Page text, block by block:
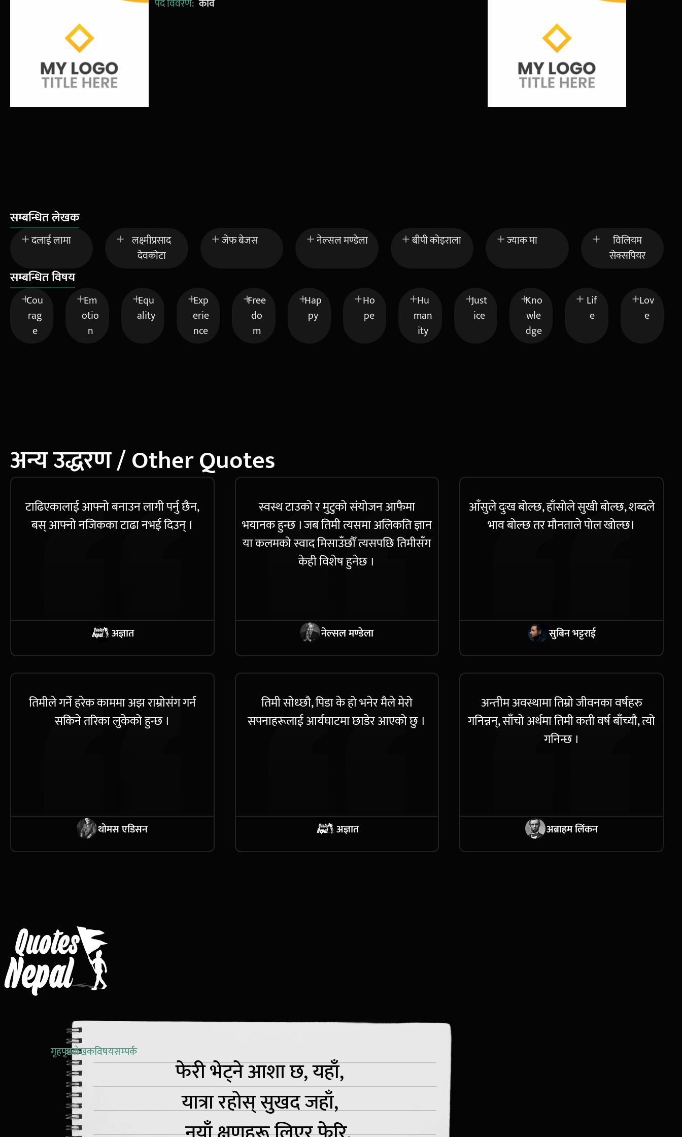
पद विवरण: कवि
सम्बन्धित लेखक
दलाई लामा
लक्ष्मीप्रसाद
देवकोटा
जेफ बेजस नेल्सल मण्डेला बीपी कोइराला ज्याक मा
विलियम
सेक्सपियर
सम्बन्धित विषय
Cou
rag
e
Em
otio
n
Equ
ality
Exp
erie
nce
Free
do
m
Hap
py
Ho
pe
Hu
man
ity
Just
ice
Kno
wle
dge
Lif
e
Lov
e
अन्य उद्धरण / Other Quotes
टाढिएकालाई आफ्नो बनाउन लागी पर्नु छैन,
बस् आफ्नो नजिकका टाढा नभई दिउन् ।
अज्ञात
स्वस्थ टाउको र मुटुको संयोजन आफैमा
भयानक हुन्छ । जब तिमी त्यसमा अलिकति ज्ञान
या कलमको स्वाद मिसाउँछौँ त्यसपछि तिमीसँग
केही विशेष हुनेछ ।
नेल्सल मण्डेला
आँसुले दुःख बोल्छ, हाँसोले सुखी बोल्छ, शब्दले
भाव बोल्छ तर मौनताले पोल खोल्छ।
सुबिन भट्टराई
तिमीले गर्ने हरेक काममा अझ राम्रोसंग गर्न
सकिने तरिका लुकेको हुन्छ ।
थोमस एडिसन
तिमी सोध्छौ, पिडा के हो भनेर मैले मेरो
सपनाहरूलाई आर्यघाटमा छाडेर आएको छु ।
अज्ञात
अन्तीम अवस्थामा तिम्रो जीवनका वर्षहरु
गनिन्नन्, साँचो अर्थमा तिमी कती वर्ष बाँच्यौ, त्यो
गनिन्छ ।
अब्राहम लिंकन
गृहपृष्ठलेखकविषयसम्पर्क
फेरी भेट्ने आशा छ, यहाँ,
यात्रा रहोस् सुखद जहाँ,